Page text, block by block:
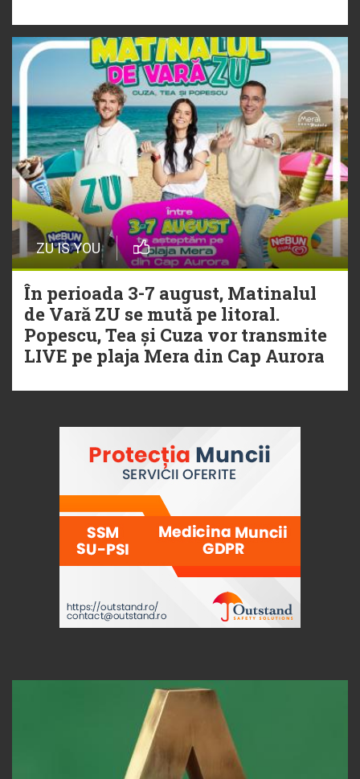
ZU IS YOU
În perioada 3-7 august, Matinalul
de Vară ZU se mută pe litoral.
Popescu, Tea și Cuza vor transmite
LIVE pe plaja Mera din Cap Aurora